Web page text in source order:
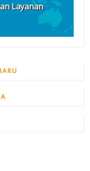
Layanan